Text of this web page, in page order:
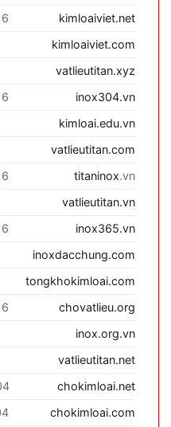
kimloaiviet.net
kimloaiviet.com
vatlieutitan.xyz
inox304.vn
kimloai.edu.vn
vatlieutitan.com
titaninox.vn
vatlieutitan.vn
inox365.vn
inoxdacchung.com
tongkhokimloai.com
chovatlieu.org
inox.org.vn
vatlieutitan.net
chokimloai.net
chokimloai.com